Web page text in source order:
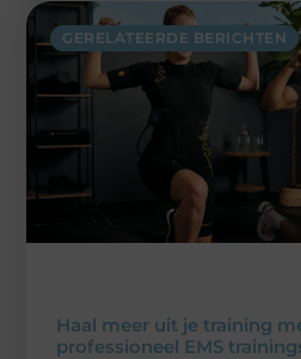
GERELATEERDE BERICHTEN
Haal meer uit je training
professioneel EMS